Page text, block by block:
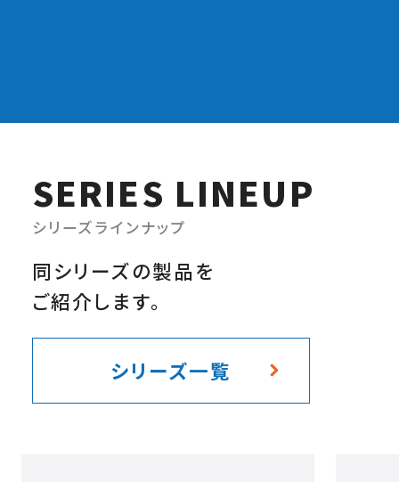
SERIES LINEUP
シリーズラインナップ
同シリーズの製品を
ご紹介します。
シリーズ一覧